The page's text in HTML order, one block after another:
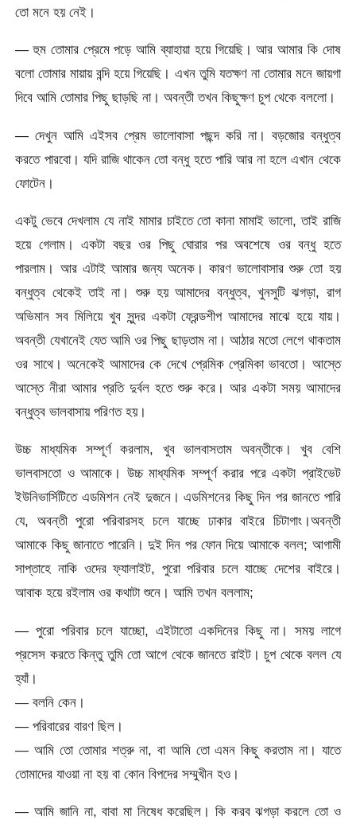
তো মনে হয় নেই।
— হুম তোমার প্রেমে পড়ে আমি ব্যাহায়া হয়ে গিয়েছি। আর আমার কি দোষ
বলো তোমার মায়ায় বন্দি হয়ে গিয়েছি। এখন তুমি যতক্ষণ না তোমার মনে জায়গা
দিবে আমি তোমার পিছু ছাড়ছি না। অবন্তী তখন কিছুক্ষণ চুপ থেকে বললো।
— দেখুন আমি এইসব প্রেম ভালোবাসা পছন্দ করি না। বড়জোর বন্ধুত্ব
করতে পারবো। যদি রাজি থাকেন তো বন্ধু হতে পারি আর না হলে এখান থেকে
ফোটেন।
একটু ভেবে দেখলাম যে নাই মামার চাইতে তো কানা মামাই ভালো, তাই রাজি
হয়ে গেলাম। একটা বছর ওর পিছু ঘোরার পর অবশেষে ওর বন্ধু হতে
পারলাম। আর এটাই আমার জন্য অনেক। কারণ ভালোবাসার শুরু তো হয়
বন্ধুত্ব থেকেই তাই না। শুরু হয় আমাদের বন্ধুত্ব, খুনসুটি ঝগড়া, রাগ
অভিমান সব মিলিয়ে খুব সুন্দর একটা ফ্রেন্ডশীপ আমাদের মাঝে হয়ে যায়।
অবন্তী যেখানেই যেত আমি ওর পিছু ছাড়তাম না। আঠার মতো লেগে থাকতাম
ওর সাথে। অনেকেই আমাদের কে দেখে প্রেমিক প্রেমিকা ভাবতো। আস্তে
আস্তে নীরা আমার প্রতি দুর্বল হতে শুরু করে। আর একটা সময় আমাদের
বন্ধুত্ব ভালবাসায় পরিণত হয়।
উচ্চ মাধ্যমিক সম্পূর্ণ করলাম, খুব ভালবাসতাম অবন্তীকে। খুব বেশি
ভালবাসতো ও আমাকে। উচ্চ মাধ্যমিক সম্পূর্ণ করার পরে একটা প্রাইভেট
ইউনিভার্সিটিতে এডমিশন নেই দুজনে। এডমিশনের কিছু দিন পর জানতে পারি
যে, অবন্তী পুরো পরিবারসহ চলে যাচ্ছে ঢাকার বাইরে চিটাগাং।অবন্তী
আমাকে কিছু জানাতে পারেনি। দুই দিন পর ফোন দিয়ে আমাকে বলল; আগামী
সাপ্তাহে নাকি ওদের ফ্যালাইট, পুরো পরিবার চলে যাচ্ছে দেশের বাইরে।
আবাক হয়ে রইলাম ওর কথাটা শুনে। আমি তখন বললাম;
— পুরো পরিবার চলে যাচ্ছো, এইটাতো একদিনের কিছু না। সময় লাগে
প্রসেস করতে কিন্তু তুমি তো আগে থেকে জানতে রাইট। চুপ থেকে বলল যে
হ্যাঁ।
— বলনি কেন।
— পরিবারের বারণ ছিল।
— আমি তো তোমার শত্রু না, বা আমি তো এমন কিছু করতাম না। যাতে
তোমাদের যাওয়া না হয় বা কোন বিপদের সম্মুখীন হও।
— আমি জানি না, বাবা মা নিষেধ করেছিল। কি করব ঝগড়া করলে তো ও